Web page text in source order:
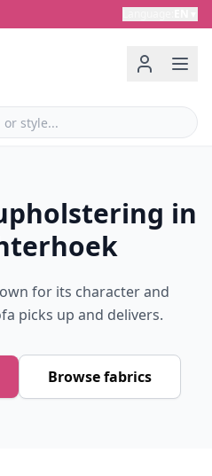
in
for its character and
picks up and delivers.
Browse fabrics